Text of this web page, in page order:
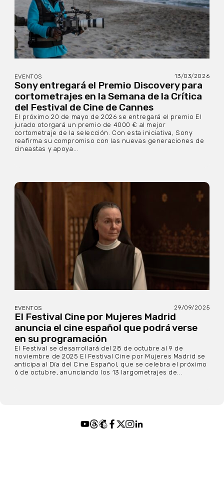
EVENTOS 13/03/2026
Sony entregará el Premio Discovery para
cortometrajes en la Semana de la Crítica
del Festival de Cine de Cannes
El próximo 20 de mayo de 2026 se entregará el premio El
jurado otorgará un premio de 4000 € al mejor
cortometraje de la selección. Con esta iniciativa, Sony
reafirma su compromiso con las nuevas generaciones de
cineastas y apoya...
EVENTOS 29/09/2025
El Festival Cine por Mujeres Madrid
anuncia el cine español que podrá verse
en su programación
El Festival se desarrollará del 28 de octubre al 9 de
noviembre de 2025 El Festival Cine por Mujeres Madrid se
anticipa al Día del Cine Español, que se celebra el próximo
6 de octubre, anunciando los 13 largometrajes de...